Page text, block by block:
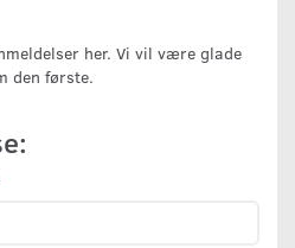
her. Vi vil være glade
den første.